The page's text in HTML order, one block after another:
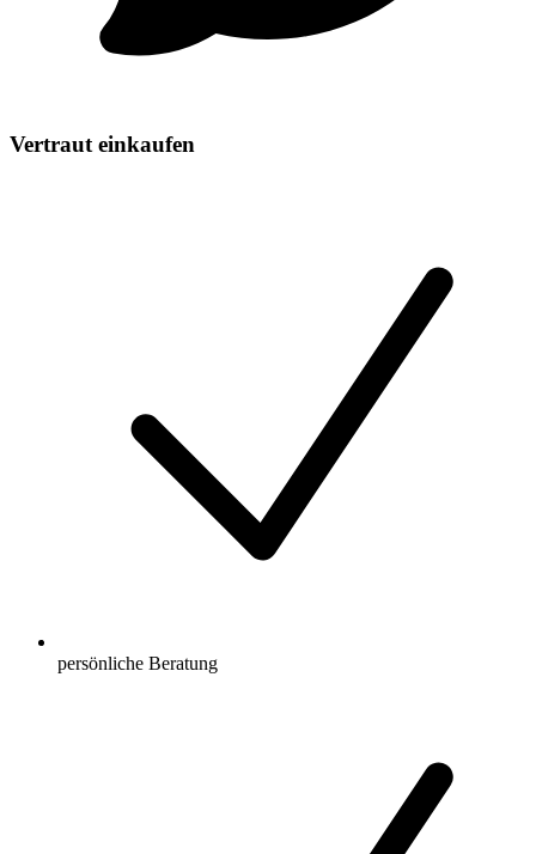
Vertraut einkaufen
persönliche Beratung